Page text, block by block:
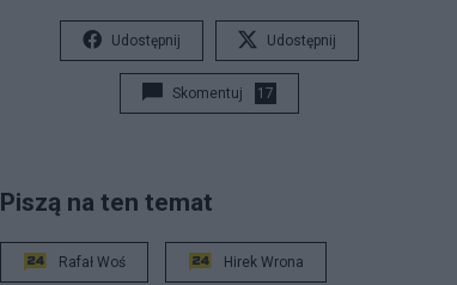
Udostępnij Udostępnij
Skomentuj 17
Piszą na ten temat
Rafał Woś Hirek Wrona